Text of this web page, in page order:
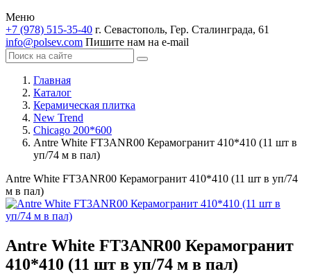
Меню
+7 (978) 515-35-40 г. Севастополь, Гер. Сталинграда, 61
info@polsev.com Пишите нам на e-mail
Главная
Каталог
Керамическая плитка
New Trend
Chicago 200*600
Antre White FT3ANR00 Керамогранит 410*410 (11 шт в
уп/74 м в пал)
Antre White FT3ANR00 Керамогранит 410*410 (11 шт в уп/74
м в пал)
Antre White FT3ANR00 Керамогранит
410*410 (11 шт в уп/74 м в пал)